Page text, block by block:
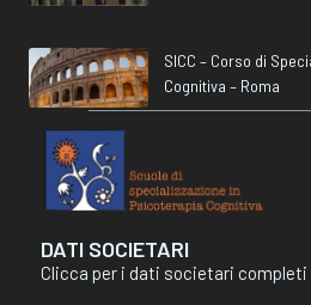
SICC – Corso di
Cognitiva – Roma
DATI SOCIETARI
Clicca per i dati societari completi